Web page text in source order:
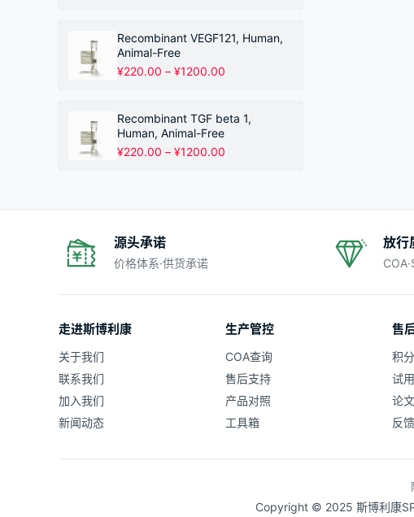
围：
¥220.00
Recombinant VEGF121, Human,
Animal-Free
¥220.00 – ¥1200.00
围：
¥220.00
Recombinant TGF beta 1,
Human, Animal-Free
¥220.00 – ¥1200.00
¥220.00
源头承诺
价格体系·供货承诺
放行
走进斯博利康
关于我们
联系我们
加入我们
新闻动态
生产管控
COA查询
售后支持
产品对照
工具箱
售
积
试
论
反
Copyright © 2025 斯博利康